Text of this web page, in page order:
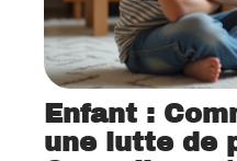
Enfant :
une lutte de